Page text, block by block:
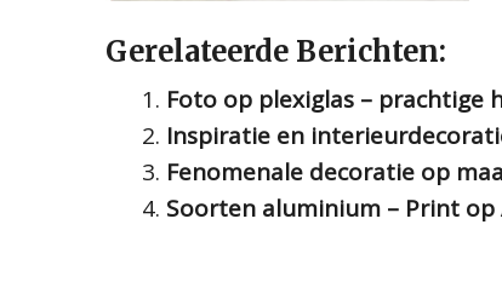
Gerelateerde Berichten:
Foto op plexiglas – prachtige
Inspiratie en
Fenomenale decoratie op
Soorten aluminium – Print